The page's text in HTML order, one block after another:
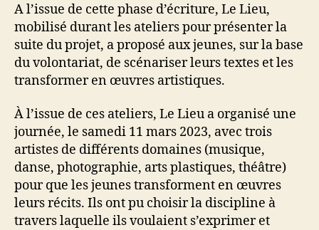
A l’issue de cette phase d’écriture, Le Lieu,
mobilisé durant les ateliers pour présenter la
suite du projet, a proposé aux jeunes, sur la base
du volontariat, de scénariser leurs textes et les
transformer en œuvres artistiques.
À l’issue de ces ateliers, Le Lieu a organisé une
journée, le samedi 11 mars 2023, avec trois
artistes de différents domaines (musique,
danse, photographie, arts plastiques, théâtre)
pour que les jeunes transforment en œuvres
leurs récits. Ils ont pu choisir la discipline à
travers laquelle ils voulaient s’exprimer et